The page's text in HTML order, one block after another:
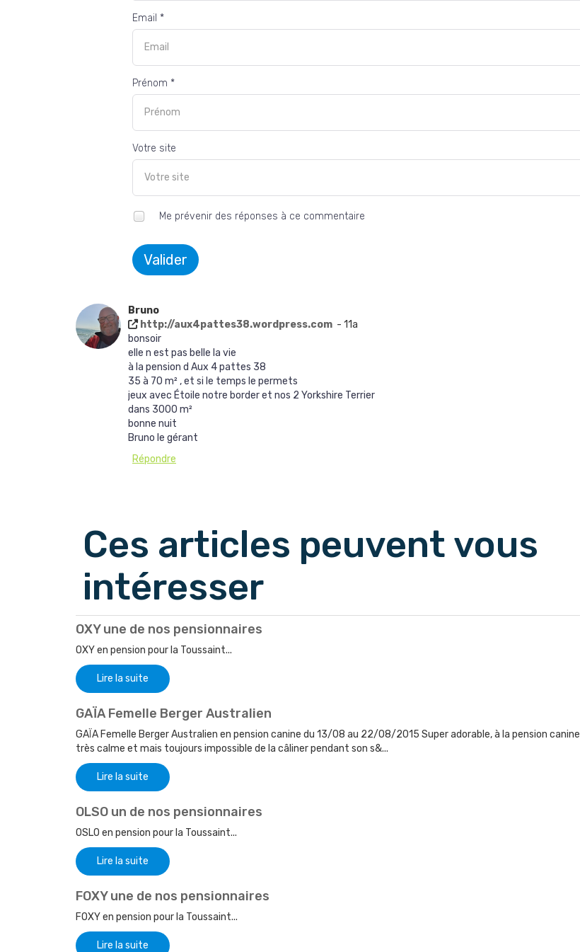
Email *
Prénom *
Votre site
Me prévenir des réponses à ce commentaire
Valider
Bruno
http://aux4pattes38.wordpress.com - 11a
bonsoir
elle n est pas belle la vie
à la pension d Aux 4 pattes 38
35 à 70 m² , et si le temps le permets
jeux avec Étoile notre border et nos 2 Yorkshire Terrier
dans 3000 m²
bonne nuit
Bruno le gérant
Répondre
Ces articles peuvent vous
intéresser
OXY une de nos pensionnaires
OXY en pension pour la Toussaint...
Lire la suite
GAÏA Femelle Berger Australien
GAÏA Femelle Berger Australien en pension canine du 13/08 au 22/08/2015 Super adorable, à la pension canine
très calme et mais toujours impossible de la câliner pendant son s&...
Lire la suite
OLSO un de nos pensionnaires
OSLO en pension pour la Toussaint...
Lire la suite
FOXY une de nos pensionnaires
FOXY en pension pour la Toussaint...
Lire la suite